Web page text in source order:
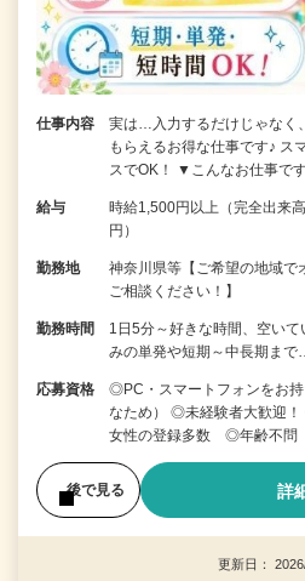
仕事内容
実は…入力するだけじゃなく
もらえるお得な仕事です♪ ス
スでOK！ ▼こんなお仕事で
給与
時給1,500円以上（完全出来
円）
勤務地
神奈川県等【ご希望の地域
ご相談ください！】
勤務時間
1日5分～好きな時間、空い
みの単発や短期～中長期ま
応募資格
◎PC・スマートフォンをお
なため） ◎未経験者大歓迎
女性の登録多数 ◎年齢不問
後で見る 詳
更新日：